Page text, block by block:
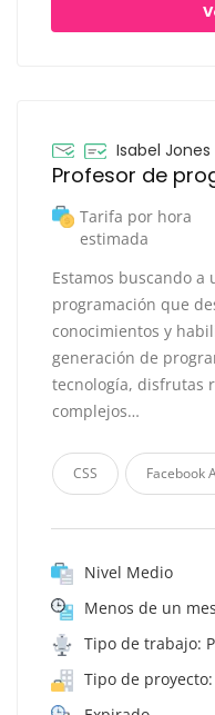
Isabel Jones
Profesor de
Tarifa por hora
estimada
Estamos buscando a
programación que
conocimientos y
generación de
tecnología, disfrutas
complejos…
CSS Facebook
Nivel Medio
Menos de un mes
Tipo de trabajo:
Tipo de